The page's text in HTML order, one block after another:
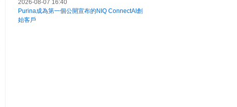
2026-08-07 16:40
Purina成為第一個公開宣布的NIQ ConnectAI創
始客戶